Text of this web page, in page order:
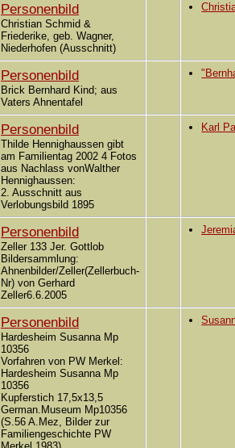
Personenbild
Christian Schmid &
Friederike, geb. Wagner,
Niederhofen (Ausschnitt)
Personenbild
Brick Bernhard Kind; aus
Vaters Ahnentafel
Personenbild
Thilde Hennighaussen gibt
am Familientag 2002 4 Fotos
aus Nachlass vonWalther
Hennighaussen:
2. Ausschnitt aus
Verlobungsbild 1895
Karl
Personenbild
Zeller 133 Jer. Gottlob
Bildersammlung:
Ahnenbilder/Zeller(Zellerbuch-
Nr) von Gerhard
Zeller6.6.2005
Personenbild
Hardesheim Susanna Mp
10356
Vorfahren von PW Merkel:
Hardesheim Susanna Mp
10356
Kupferstich 17,5x13,5
German.Museum Mp10356
(S.56 A.Mez, Bilder zur
Familiengeschichte PW